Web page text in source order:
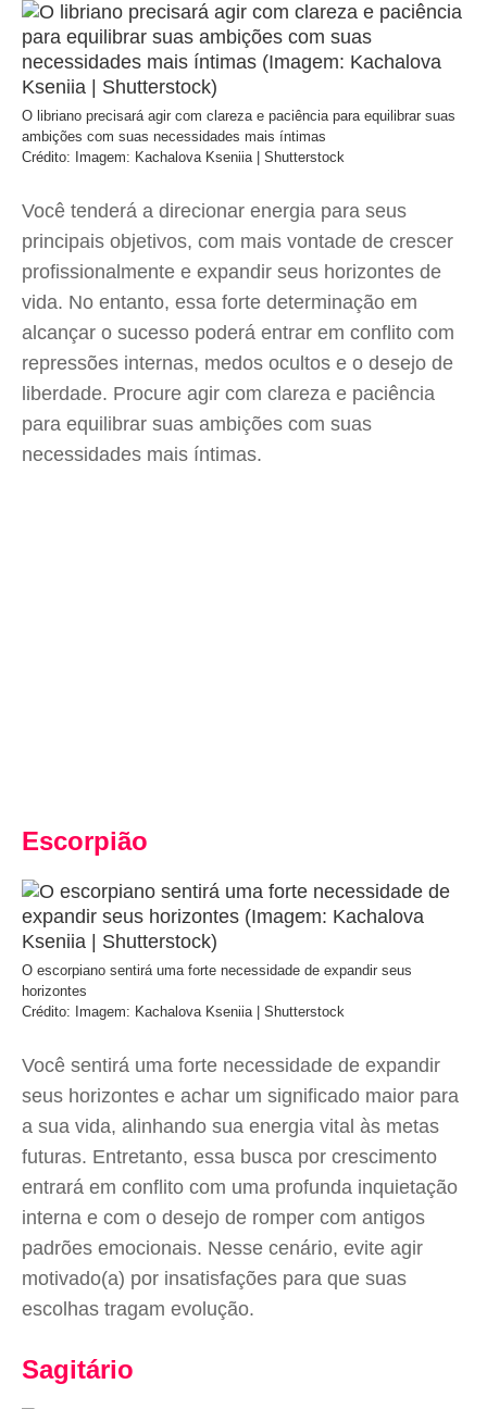
O libriano precisará agir com clareza e paciência para equilibrar suas
ambições com suas necessidades mais íntimas
Crédito: Imagem: Kachalova Kseniia | Shutterstock
Você tenderá a direcionar energia para seus
principais objetivos, com mais vontade de crescer
profissionalmente e expandir seus horizontes de
vida. No entanto, essa forte determinação em
alcançar o sucesso poderá entrar em conflito com
repressões internas, medos ocultos e o desejo de
liberdade. Procure agir com clareza e paciência
para equilibrar suas ambições com suas
necessidades mais íntimas.
Escorpião
O escorpiano sentirá uma forte necessidade de expandir seus
horizontes
Crédito: Imagem: Kachalova Kseniia | Shutterstock
Você sentirá uma forte necessidade de expandir
seus horizontes e achar um significado maior para
a sua vida, alinhando sua energia vital às metas
futuras. Entretanto, essa busca por crescimento
entrará em conflito com uma profunda inquietação
interna e com o desejo de romper com antigos
padrões emocionais. Nesse cenário, evite agir
motivado(a) por insatisfações para que suas
escolhas tragam evolução.
Sagitário